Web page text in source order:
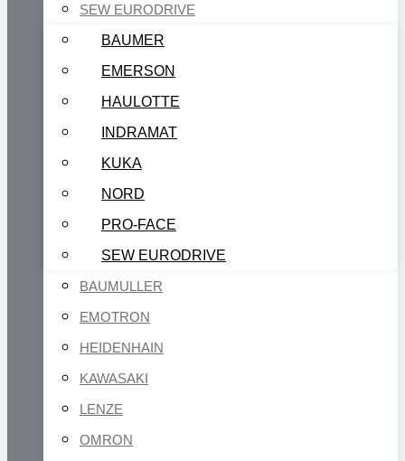
SEW EURODRIVE
BAUMER
EMERSON
HAULOTTE
INDRAMAT
KUKA
NORD
PRO-FACE
SEW EURODRIVE
BAUMULLER
EMOTRON
HEIDENHAIN
KAWASAKI
LENZE
OMRON